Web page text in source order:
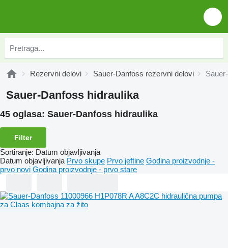
Rezervni delovi Sauer-Danfoss rezervni delovi
Sauer-Danfoss hidraulika
45 oglasa: Sauer-Danfoss hidraulika
Filter
Sortiranje: Datum objavljivanja
Datum objavljivanja Prvo skupe Prvo jeftine Godina proizvodnje -
prvo novi Godina proizvodnje - prvo stare